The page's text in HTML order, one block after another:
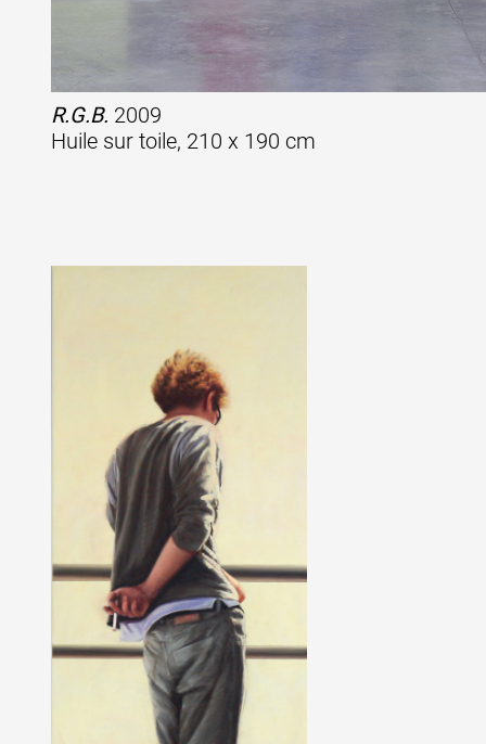
Année par année
Collection vidéos
R.G.B. 2009
Huile sur toile, 210 x 190 cm